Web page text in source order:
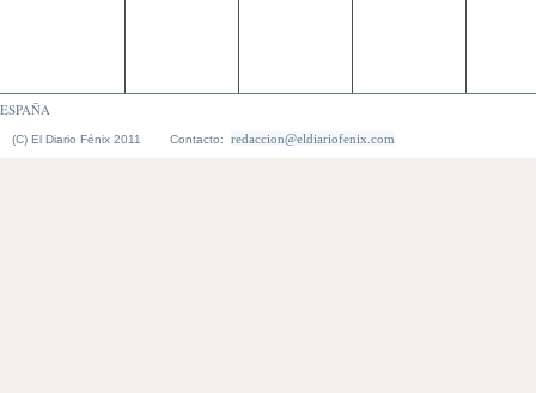
ESPAÑA
(C) El Diario Fénix 2011 Contacto: redaccion@eldiariofenix.com